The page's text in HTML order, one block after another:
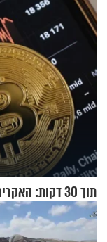
תוך 30 דקות: האקרים רוקנו ארנקי ביטקוין בשווי 88 מיליון דולר